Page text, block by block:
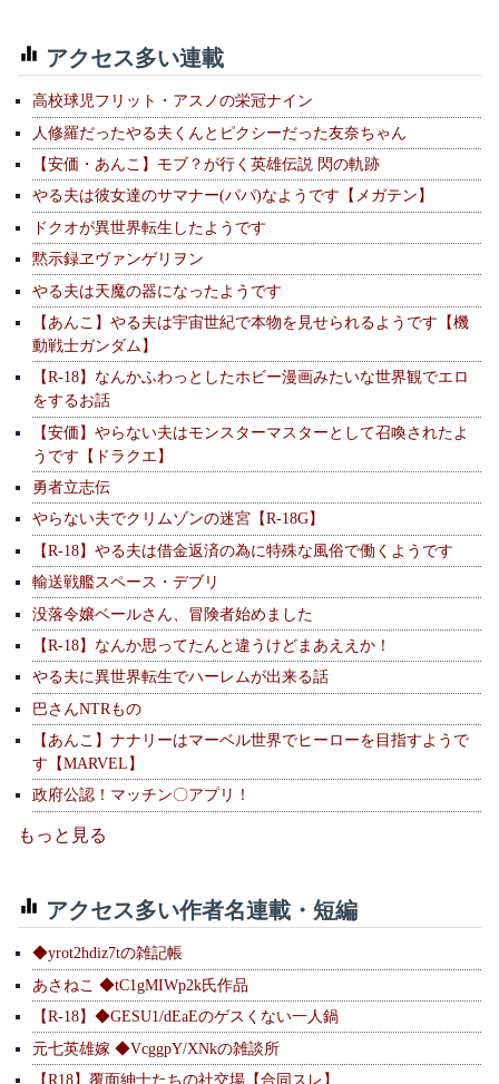
アクセス多い連載
高校球児フリット・アスノの栄冠ナイン
人修羅だったやる夫くんとピクシーだった友奈ちゃん
【安価・あんこ】モブ？が行く英雄伝説 閃の軌跡
やる夫は彼女達のサマナー(パパ)なようです【メガテン】
ドクオが異世界転生したようです
黙示録ヱヴァンゲリヲン
やる夫は天魔の器になったようです
【あんこ】やる夫は宇宙世紀で本物を見せられるようです【機
動戦士ガンダム】
【R-18】なんかふわっとしたホビー漫画みたいな世界観でエロ
をするお話
【安価】やらない夫はモンスターマスターとして召喚されたよ
うです【ドラクエ】
勇者立志伝
やらない夫でクリムゾンの迷宮【R-18G】
【R-18】やる夫は借金返済の為に特殊な風俗で働くようです
輸送戦艦スペース・デブリ
没落令嬢ベールさん、冒険者始めました
【R-18】なんか思ってたんと違うけどまあええか！
やる夫に異世界転生でハーレムが出来る話
巴さんNTRもの
【あんこ】ナナリーはマーベル世界でヒーローを目指すようで
す【MARVEL】
政府公認！マッチン〇アプリ！
もっと見る
アクセス多い作者名連載・短編
◆yrot2hdiz7tの雑記帳
あさねこ ◆tC1gMIWp2k氏作品
【R-18】◆GESU1/dEaEのゲスくない一人鍋
元七英雄嫁 ◆VcggpY/XNkの雑談所
【R18】覆面紳士たちの社交場【合同スレ】